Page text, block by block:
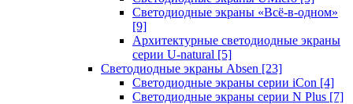
Светодиодные экраны «Всё-в-одном»
[9]
Архитектурные светодиодные экраны
серии U-natural [5]
Светодиодные экраны Absen [23]
Светодиодные экраны серии iCon [4]
Светодиодные экраны серии N Plus [7]